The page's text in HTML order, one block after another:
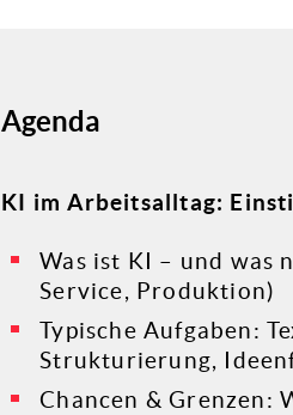
Agenda
KI im Arbeitsalltag:
Was ist KI – und was
Service, Produktion)
Typische Aufgaben:
Strukturierung,
Chancen & Grenzen: